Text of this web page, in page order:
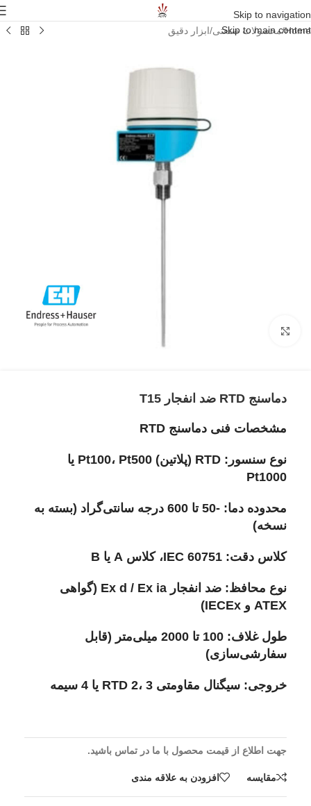
Skip to navigation
Skip to main content
Home
/محصولات صنعتی/ابزار دقیق
دماسنج RTD ضد انفجار T15
مشخصات فنی دماسنج RTD
نوع سنسور: RTD (پلاتین) Pt100، Pt500 یا
Pt1000
محدوده دما: -50 تا 600 درجه سانتی‌گراد (بسته به
نسخه)
کلاس دقت: IEC 60751، کلاس A یا B
نوع محافظ: ضد انفجار Ex d / Ex ia (گواهی
ATEX و IECEx)
طول غلاف: 100 تا 2000 میلی‌متر (قابل
سفارشی‌سازی)
خروجی: سیگنال مقاومتی RTD 2، 3 یا 4 سیمه
جهت اطلاع از قیمت محصول با ما در تماس باشید.
مقايسه افزودن به علاقه مندی